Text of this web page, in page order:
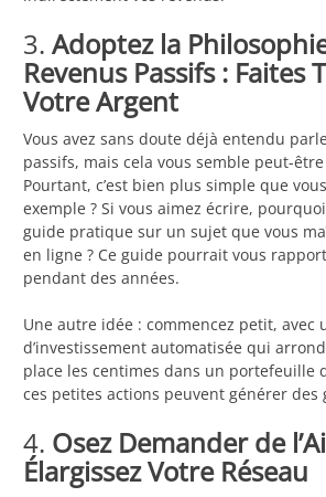
3. Adoptez la
Revenus Passifs : Faites
Votre Argent
Vous avez sans doute déjà entendu
passifs, mais cela vous semble peut-
Pourtant, c’est bien plus simple que
exemple ? Si vous aimez écrire,
guide pratique sur un sujet que vous
en ligne ? Ce guide pourrait vous
pendant des années.
Une autre idée : commencez petit, avec
d’investissement automatisée qui
place les centimes dans un portefeuille
ces petites actions peuvent générer des
4. Osez Demander de
Élargissez Votre Réseau